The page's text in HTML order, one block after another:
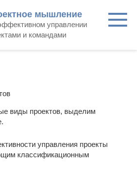
мышление
управлении
и командами
виды проектов, выделим
управления проекты
классификационным